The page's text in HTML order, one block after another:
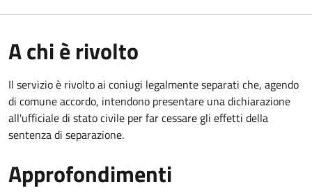
A chi è rivolto
Il servizio è rivolto ai coniugi legalmente separati che, agendo
di comune accordo, intendono presentare una dichiarazione
all'ufficiale di stato civile per far cessare gli effetti della
sentenza di separazione.
Approfondimenti